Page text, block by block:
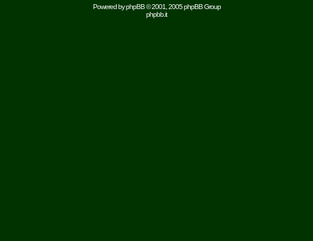
Powered byphpBB© 2001, 2005 phpBB Group
phpbb.it